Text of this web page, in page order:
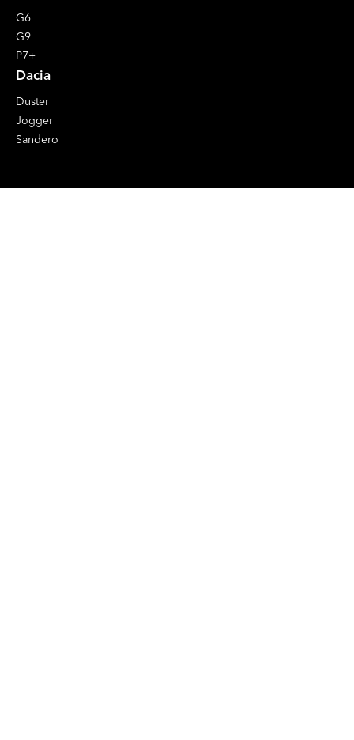
G6
G9
P7+
Dacia
Duster
Jogger
Sandero